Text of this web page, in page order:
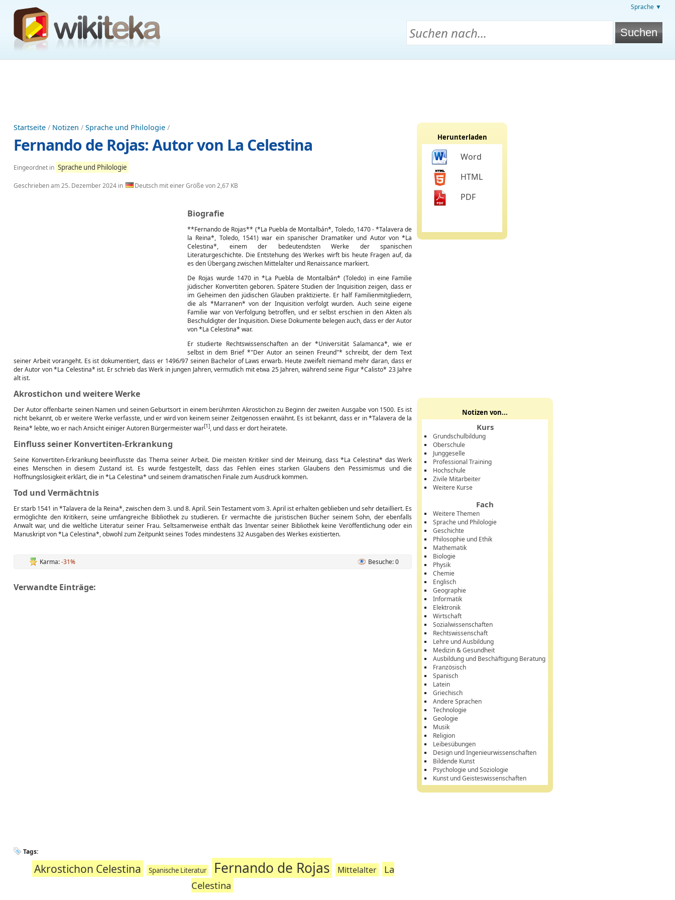
Sprache ▼
Startseite / Notizen / Sprache und Philologie /
Fernando de Rojas: Autor von La Celestina
Eingeordnet in Sprache und Philologie
Geschrieben am25. Dezember 2024 in Deutsch mit einer Größe von 2,67 KB
Biografie
**Fernando de Rojas** (*La Puebla de Montalbán*, Toledo, 1470 - *Talavera de
la Reina*, Toledo, 1541) war ein spanischer Dramatiker und Autor von *La
Celestina*, einem der bedeutendsten Werke der spanischen
Literaturgeschichte. Die Entstehung des Werkes wirft bis heute Fragen auf, da
es den Übergang zwischen Mittelalter und Renaissance markiert.
De Rojas wurde 1470 in *La Puebla de Montalbán* (Toledo) in eine Familie
jüdischer Konvertiten geboren. Spätere Studien der Inquisition zeigen, dass er
im Geheimen den jüdischen Glauben praktizierte. Er half Familienmitgliedern,
die als *Marranen* von der Inquisition verfolgt wurden. Auch seine eigene
Familie war von Verfolgung betroffen, und er selbst erschien in den Akten als
Beschuldigter der Inquisition. Diese Dokumente belegen auch, dass er der Autor
von *La Celestina* war.
Er studierte Rechtswissenschaften an der *Universität Salamanca*, wie er
selbst in dem Brief *"Der Autor an seinen Freund"* schreibt, der dem Text
seiner Arbeit vorangeht. Es ist dokumentiert, dass er 1496/97 seinen Bachelor of Laws erwarb. Heute zweifelt niemand mehr daran, dass er
der Autor von *La Celestina* ist. Er schrieb das Werk in jungen Jahren, vermutlich mit etwa 25 Jahren, während seine Figur *Calisto* 23 Jahre
alt ist.
Akrostichon und weitere Werke
Der Autor offenbarte seinen Namen und seinen Geburtsort in einem berühmten Akrostichon zu Beginn der zweiten Ausgabe von 1500. Es ist
nicht bekannt, ob er weitere Werke verfasste, und er wird von keinem seiner Zeitgenossen erwähnt. Es ist bekannt, dass er in *Talavera de la
Reina* lebte, wo er nach Ansicht einiger Autoren Bürgermeister war[1], und dass er dort heiratete.
Einfluss seiner Konvertiten-Erkrankung
Seine Konvertiten-Erkrankung beeinflusste das Thema seiner Arbeit. Die meisten Kritiker sind der Meinung, dass *La Celestina* das Werk
eines Menschen in diesem Zustand ist. Es wurde festgestellt, dass das Fehlen eines starken Glaubens den Pessimismus und die
Hoffnungslosigkeit erklärt, die in *La Celestina* und seinem dramatischen Finale zum Ausdruck kommen.
Tod und Vermächtnis
Er starb 1541 in *Talavera de la Reina*, zwischen dem 3. und 8. April. Sein Testament vom 3. April ist erhalten geblieben und sehr detailliert. Es
ermöglichte den Kritikern, seine umfangreiche Bibliothek zu studieren. Er vermachte die juristischen Bücher seinem Sohn, der ebenfalls
Anwalt war, und die weltliche Literatur seiner Frau. Seltsamerweise enthält das Inventar seiner Bibliothek keine Veröffentlichung oder ein
Manuskript von *La Celestina*, obwohl zum Zeitpunkt seines Todes mindestens 32 Ausgaben des Werkes existierten.
Karma:-31% Besuche: 0
Verwandte Einträge:
Tags:
Akrostichon Celestina Spanische Literatur Fernando de Rojas Mittelalter
La
Celestina
Herunterladen
Word
HTML
PDF
Notizen von...
Kurs
Grundschulbildung
Oberschule
Junggeselle
Professional Training
Hochschule
Zivile Mitarbeiter
Weitere Kurse
Fach
Weitere Themen
Sprache und Philologie
Geschichte
Philosophie und Ethik
Mathematik
Biologie
Physik
Chemie
Englisch
Geographie
Informatik
Elektronik
Wirtschaft
Sozialwissenschaften
Rechtswissenschaft
Lehre und Ausbildung
Medizin & Gesundheit
Ausbildung und Beschäftigung Beratung
Französisch
Spanisch
Latein
Griechisch
Andere Sprachen
Technologie
Geologie
Musik
Religion
Leibesübungen
Design und Ingenieurwissenschaften
Bildende Kunst
Psychologie und Soziologie
Kunst und Geisteswissenschaften